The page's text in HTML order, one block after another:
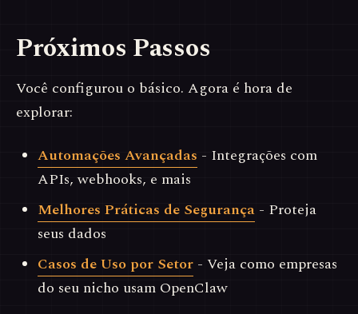
Próximos Passos
Você configurou o básico. Agora é hora de
explorar:
Automações Avançadas - Integrações com
APIs, webhooks, e mais
Melhores Práticas de Segurança - Proteja
seus dados
Casos de Uso por Setor - Veja como empresas
do seu nicho usam OpenClaw